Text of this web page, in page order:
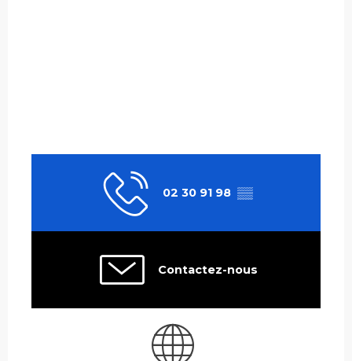
02 30 91 98 ▒▒
Contactez-nous